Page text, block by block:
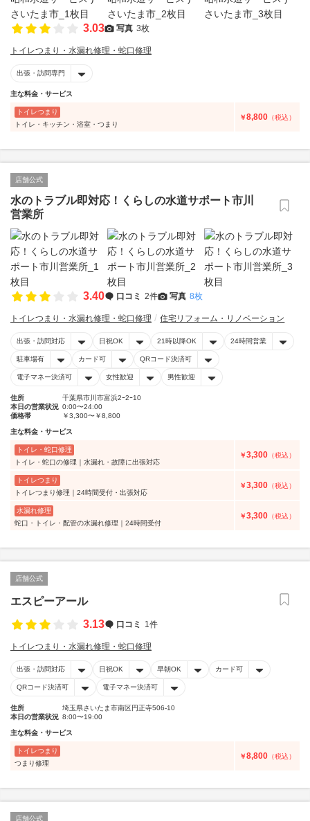
3.03 写真 3枚
トイレつまり・水漏れ修理・蛇口修理
出張・訪問専門
主な料金・サービス
トイレつまり
トイレ・キッチン・浴室・つまり
￥8,800 （税込）
店舗公式
水のトラブル即対応！くらしの水道サポート市川
営業所
3.40 口コミ 2件 写真 8枚
トイレつまり・水漏れ修理・蛇口修理 住宅リフォーム・リノベーション
出張・訪問対応 日祝OK 21時以降OK 24時間営業
駐車場有 カード可 QRコード決済可
電子マネー決済可 女性歓迎 男性歓迎
住所
千葉県市川市富浜2ｰ2ｰ10
本日の営業状況 0:00〜24:00
価格帯
￥3,300〜￥8,800
主な料金・サービス
トイレ・蛇口修理
トイレ・蛇口の修理｜水漏れ・故障に出張対応
￥3,300 （税込）
トイレつまり
トイレつまり修理｜24時間受付・出張対応
￥3,300 （税込）
水漏れ修理
蛇口・トイレ・配管の水漏れ修理｜24時間受付
￥3,300 （税込）
店舗公式
エスピーアール
3.13
口コミ 1件
トイレつまり・水漏れ修理・蛇口修理
出張・訪問対応 日祝OK 早朝OK カード可
QRコード決済可 電子マネー決済可
住所
埼玉県さいたま市南区円正寺506-10
本日の営業状況 8:00〜19:00
主な料金・サービス
トイレつまり
つまり修理
￥8,800 （税込）
店舗公式